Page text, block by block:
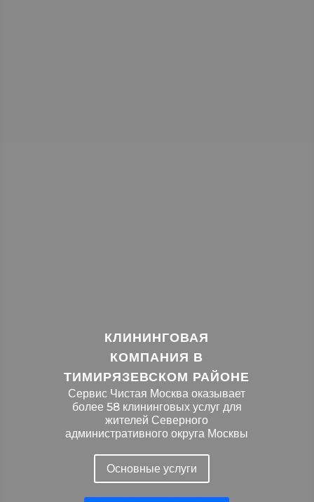
КЛИНИНГОВАЯ
КОМПАНИЯ В
ТИМИРЯЗЕВСКОМ РАЙОНЕ
Сервис Чистая Москва оказывает
более 58 клининговых услуг для
жителей Северного
административного округа Москвы
Основные услуги